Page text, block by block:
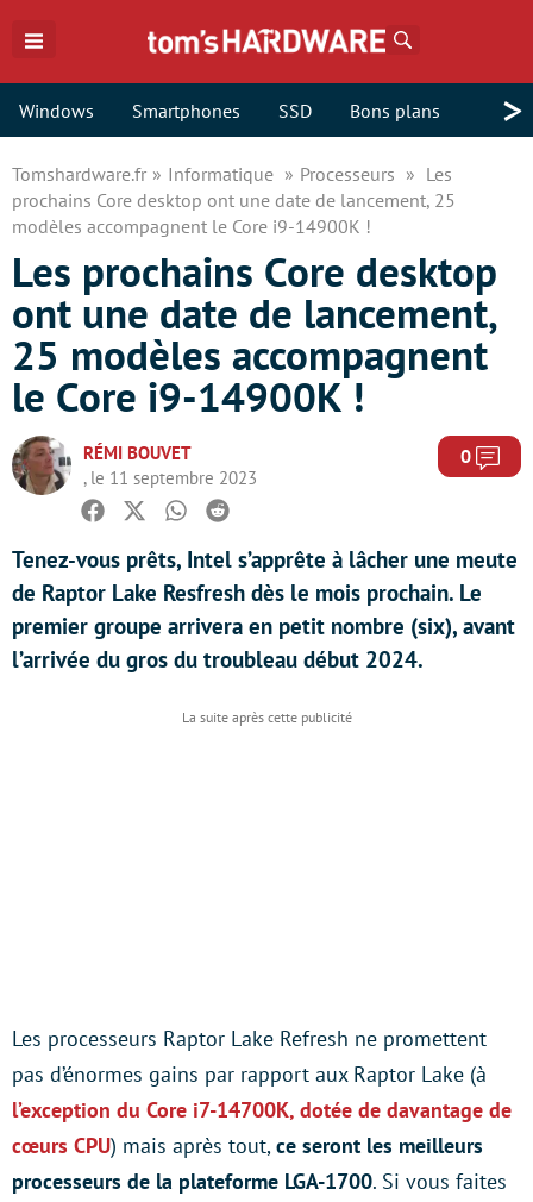
Windows Smartphones SSD Bons plans >
Tomshardware.fr Informatique Processeurs
Les
prochains Core desktop ont une date de lancement, 25
modèles accompagnent le Core i9-14900K !
Les prochains Core desktop
ont une date de lancement,
25 modèles accompagnent
le Core i9-14900K !
RÉMI BOUVET
, le 11 septembre 2023
0
Facebook
TwitterWhatsapp
Reddit
Tenez-vous prêts, Intel s’apprête à lâcher une meute
de Raptor Lake Resfresh dès le mois prochain. Le
premier groupe arrivera en petit nombre (six), avant
l’arrivée du gros du troubleau début 2024.
Les processeurs Raptor Lake Refresh ne promettent
pas d’énormes gains par rapport aux Raptor Lake (à
l’exception du Core i7-14700K, dotée de davantage de
cœurs CPU) mais après tout,ce seront les meilleurs
processeurs de la plateforme LGA-1700. Si vous faites